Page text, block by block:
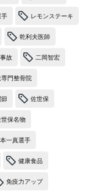
手 レモンステーキ
乾利夫医師
事故 二岡智宏
門整骨院
節 佐世保
世保名物
一真選手
健康食品
免疫力アップ